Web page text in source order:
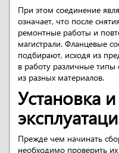
При этом соединение
означает, что после
ремонтные работы и
магистрали. Фланцевые
подбирают, исходя из
в работу различные
из разных материалов.
Установка
Прежде чем начинать
необходимо проверить